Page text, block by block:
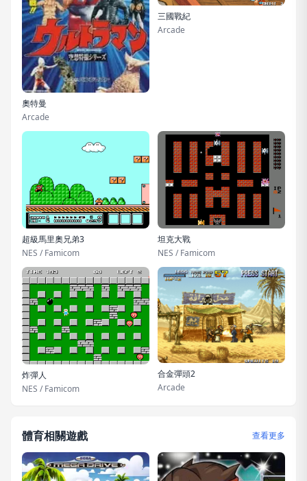
奧特曼
Arcade
三國戰紀
Arcade
超級馬里奧兄弟3
NES / Famicom
坦克大戰
NES / Famicom
炸彈人
NES / Famicom
合金彈頭2
Arcade
體育相關遊戲 查看更多